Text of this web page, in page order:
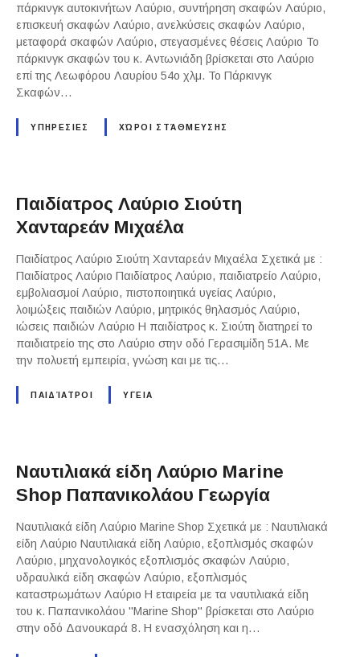
πάρκινγκ αυτοκινήτων Λαύριο, συντήρηση σκαφών Λαύριο,
επισκευή σκαφών Λαύριο, ανελκύσεις σκαφών Λαύριο,
μεταφορά σκαφών Λαύριο, στεγασμένες θέσεις Λαύριο Το
πάρκινγκ σκαφών του κ. Αντωνιάδη βρίσκεται στο Λαύριο
επί της Λεωφόρου Λαυρίου 54ο χλμ. Το Πάρκινγκ
Σκαφών…
ΥΠΗΡΕΣΙΕΣ ΧΏΡΟΙ ΣΤΆΘΜΕΥΣΗΣ
Παιδίατρος Λαύριο Σιούτη
Χανταρεάν Μιχαέλα
Παιδίατρος Λαύριο Σιούτη Χανταρεάν Μιχαέλα Σχετικά με :
Παιδίατρος Λαύριο Παιδίατρος Λαύριο, παιδιατρείο Λαύριο,
εμβολιασμοί Λαύριο, πιστοποιητικά υγείας Λαύριο,
λοιμώξεις παιδιών Λαύριο, μητρικός θηλασμός Λαύριο,
ιώσεις παιδιών Λαύριο Η παιδίατρος κ. Σιούτη διατηρεί το
παιδιατρείο της στο Λαύριο στην οδό Γερασιμίδη 51Α. Με
την πολυετή εμπειρία, γνώση και με τις…
ΠΑΙΔΊΑΤΡΟΙ ΥΓΕΙΑ
Ναυτιλιακά είδη Λαύριο Marine
Shop Παπανικολάου Γεωργία
Ναυτιλιακά είδη Λαύριο Marine Shop Σχετικά με : Ναυτιλιακά
είδη Λαύριο Ναυτιλιακά είδη Λαύριο, εξοπλισμός σκαφών
Λαύριο, μηχανολογικός εξοπλισμός σκαφών Λαύριο,
υδραυλικά είδη σκαφών Λαύριο, εξοπλισμός
καταστρωμάτων Λαύριο Η εταιρεία με τα ναυτιλιακά είδη
του κ. Παπανικολάου "Marine Shop" βρίσκεται στο Λαύριο
στην οδό Δανουκαρά 8. Η ενασχόληση και η…